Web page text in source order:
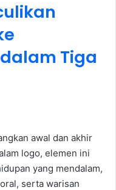
Tiga
awal dan akhir
logo, elemen ini
yang mendalam,
serta warisan